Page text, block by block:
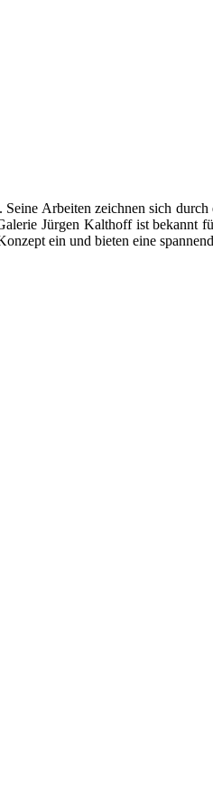
Arbeiten zeichnen sich
Jürgen Kalthoff ist
ein und bieten eine